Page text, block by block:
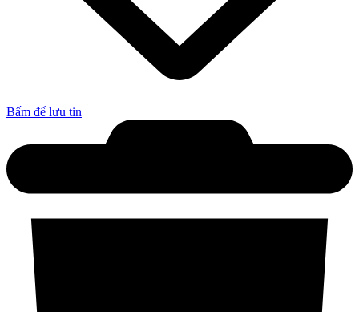
Bấm để lưu tin